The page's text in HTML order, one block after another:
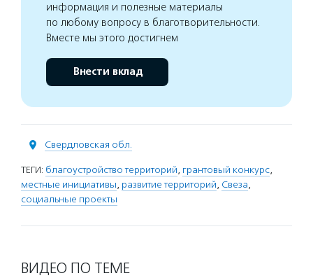
информация и полезные материалы
по любому вопросу в благотворительности.
Вместе мы этого достигнем
Внести вклад
Свердловская обл.
ТЕГИ: благоустройство территорий, грантовый конкурс,
местные инициативы, развитие территорий, Свеза,
социальные проекты
ВИДЕО ПО ТЕМЕ